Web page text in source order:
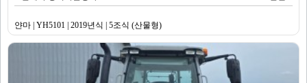
얀마 | YH5101 | 2019년식 | 5조식 (산물형)